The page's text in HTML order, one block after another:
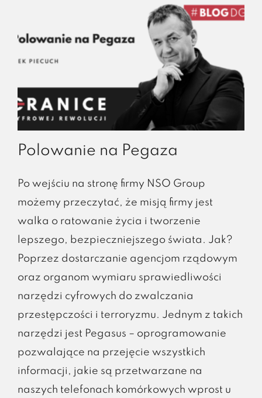
Polowanie na Pegaza
Po wejściu na stronę firmy NSO Group
możemy przeczytać, że misją firmy jest
walka o ratowanie życia i tworzenie
lepszego, bezpieczniejszego świata. Jak?
Poprzez dostarczanie agencjom rządowym
oraz organom wymiaru sprawiedliwości
narzędzi cyfrowych do zwalczania
przestępczości i terroryzmu. Jednym z takich
narzędzi jest Pegasus – oprogramowanie
pozwalające na przejęcie wszystkich
informacji, jakie są przetwarzane na
naszych telefonach komórkowych wprost u